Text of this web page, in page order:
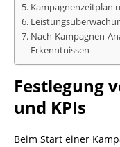
Kampagnenzeitplan
Nach-Kampagnen-
Erkenntnissen
Festlegung
und KPIs
Beim Start einer